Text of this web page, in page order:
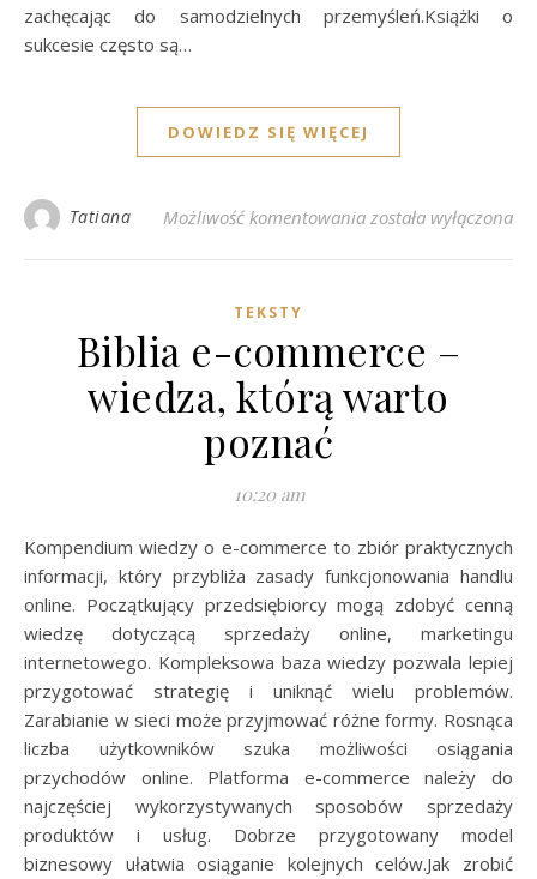
zachęcając do samodzielnych przemyśleń.Książki o
sukcesie często są…
DOWIEDZ SIĘ WIĘCEJ
Tatiana Możliwość komentowania Książki o sukcesie
została wyłączona
TEKSTY
Biblia e-commerce –
wiedza, którą warto
poznać
10:20 am
Kompendium wiedzy o e-commerce to zbiór praktycznych
informacji, który przybliża zasady funkcjonowania handlu
online. Początkujący przedsiębiorcy mogą zdobyć cenną
wiedzę dotyczącą sprzedaży online, marketingu
internetowego. Kompleksowa baza wiedzy pozwala lepiej
przygotować strategię i uniknąć wielu problemów.
Zarabianie w sieci może przyjmować różne formy. Rosnąca
liczba użytkowników szuka możliwości osiągania
przychodów online. Platforma e-commerce należy do
najczęściej wykorzystywanych sposobów sprzedaży
produktów i usług. Dobrze przygotowany model
biznesowy ułatwia osiąganie kolejnych celów.Jak zrobić